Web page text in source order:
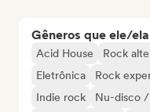
Gêneros que ele/
Acid House Rock
Eletrônica
Rock
Indie rock
Nu-disco